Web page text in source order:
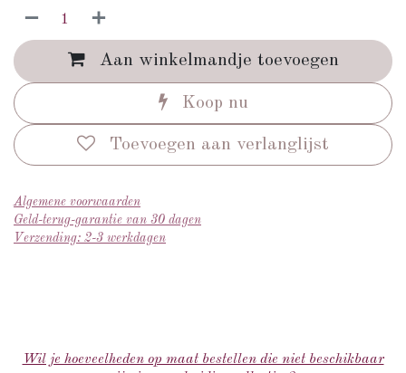
Aan winkelmandje toevoegen
Koop nu
Toevoegen aan verlanglijst
Algemene voorwaarden
Geld-terug-garantie van 30 dagen
Verzending: 2-3 werkdagen
Wil je hoeveelheden op maat bestellen die niet beschikbaar